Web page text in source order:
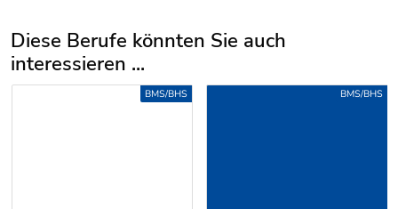
Diese Berufe könnten Sie auch
interessieren ...
Uber weitere Berufsvorschläge
BMS/BHS BMS/BHS